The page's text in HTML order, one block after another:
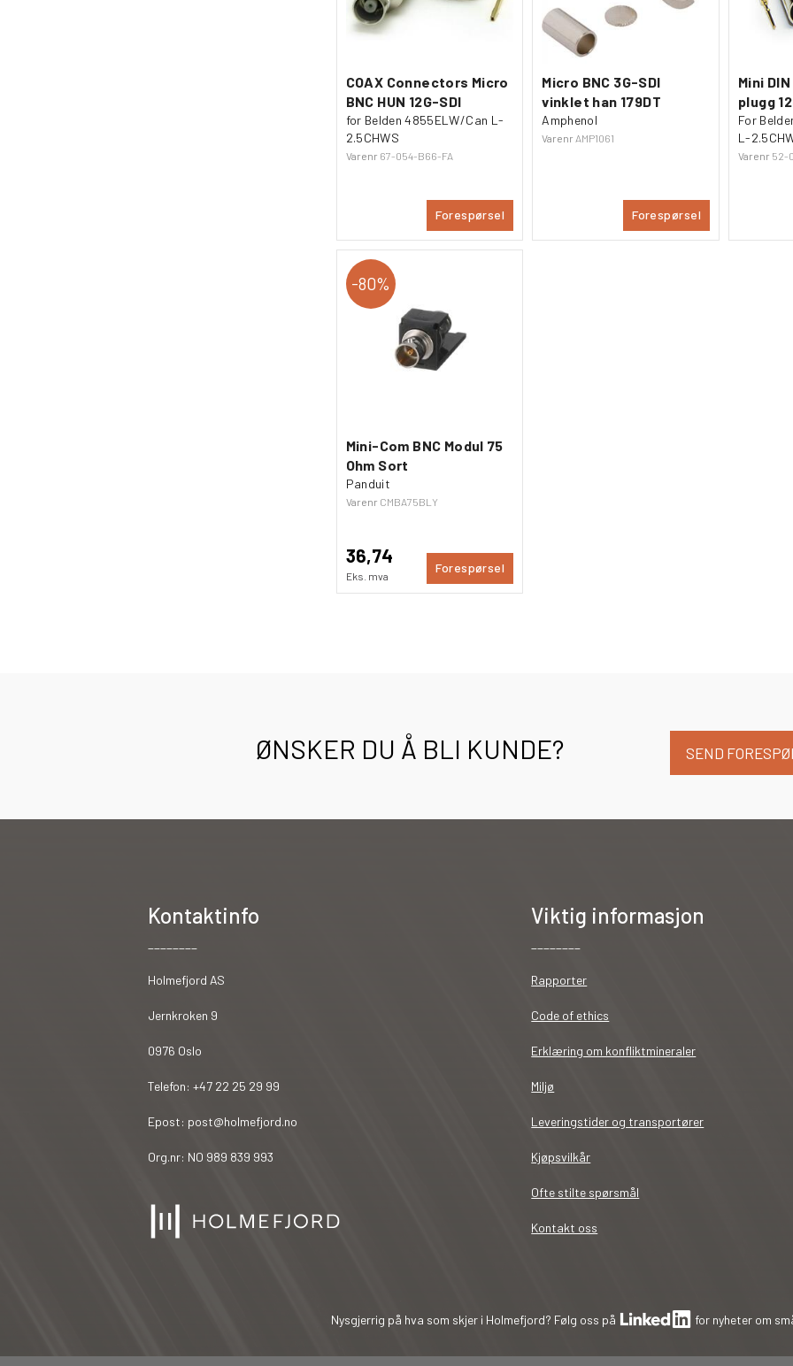
COAX Connectors Micro
BNC HUN 12G-SDI
for Belden 4855ELW/Can L-
2.5CHWS
Varenr 67-054-B66-FA
Forespørsel
Micro BNC 3G-SDI
vinklet han 179DT
Amphenol
Varenr AMP1061
Forespørsel
Mini
plugg
For
L-
Varenr 52-
80%
Mini-Com BNC Modul 75
Ohm Sort
Panduit
Varenr CMBA75BLY
36,74
Eks. mva
Forespørsel
ØNSKER DU Å BLI KUNDE? SEND
Kontaktinfo
Holmefjord AS
Jernkroken 9
0976 Oslo
Telefon: +47 22 25 29 99
Epost: post@holmefjord.no
Org.nr: NO 989 839 993
Viktig informasjon
Rapporter
Code of ethics
Erklæring om konfliktmineraler
Miljø
Leveringstider og transportører
Kjøpsvilkår
Ofte stilte spørsmål
Kontakt oss
Nysgjerrig på hva som skjer i Holmefjord? Følg oss på for nyheter om